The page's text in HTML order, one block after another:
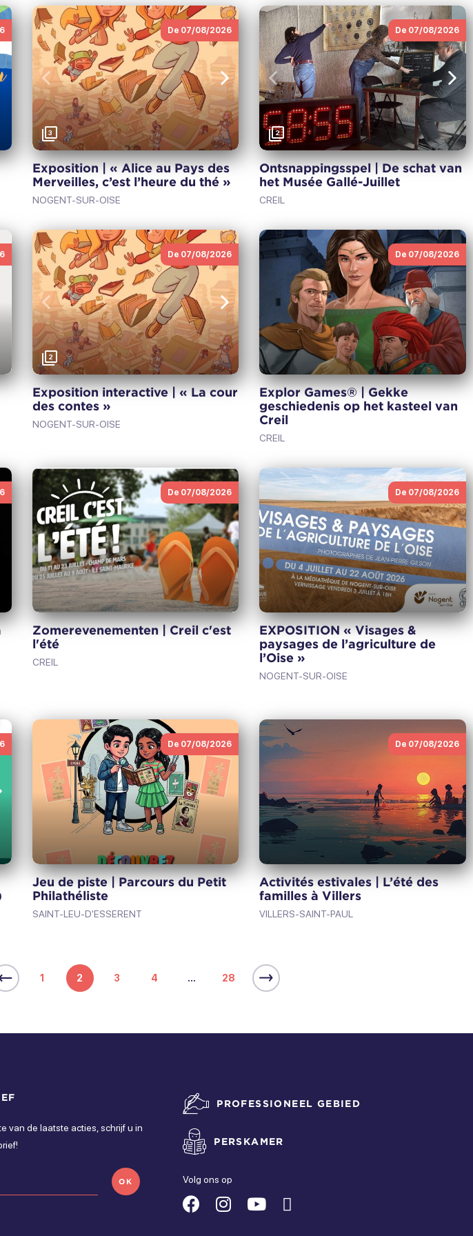
Volgende
Vorige
De 07/08/2026
3
Exposition | « Alice au Pays des
Merveilles, c’est l’heure du thé »
NOGENT-SUR-OISE
Vorige
De 07/08/2026
2
Ontsnappingsspel | De schat van
het Musée Gallé-Juillet
CREIL
Volgende
Vorige
De 07/08/2026
2
Exposition interactive | « La cour
des contes »
NOGENT-SUR-OISE
De 07/08/2026
Explor Games® | Gekke
geschiedenis op het kasteel van
Creil
CREIL
De 07/08/2026
Zomerevenementen | Creil c'est
l'été
CREIL
De 07/08/2026
EXPOSITION « Visages &
paysages de l’agriculture de
l’Oise »
NOGENT-SUR-OISE
Volgende
De 07/08/2026
Jeu de piste | Parcours du Petit
Philathéliste
SAINT-LEU-D'ESSERENT
De 07/08/2026
Activités estivales | L’été des
familles à Villers
VILLERS-SAINT-PAUL
1 2 3 4 ... 28
van de laatste acties, schrijf u in
OK
PROFESSIONEEL GEBIED
PERSKAMER
Volg ons op
Suivez-Suivez-Suivez-